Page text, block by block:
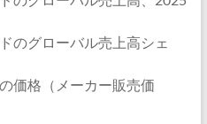
グローバル売上高シェ
価格（メーカー販売価